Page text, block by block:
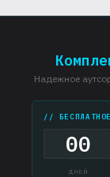
перевозчика
Надежное
//
00
ДНЕЙ